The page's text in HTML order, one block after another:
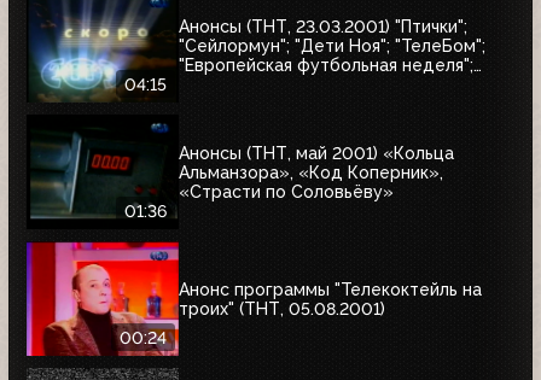
04:15
Анонсы (ТНТ, 23.03.2001) "Птички";
"Сейлормун"; "Дети Ноя"; "ТелеБом";
"Европейская футбольная неделя";
01:36
Анонсы (ТНТ, май 2001) «Кольца
Альманзора», «Код Коперник»,
«Страсти по Соловьёву»
00:24
Анонс программы "Телекоктейль на
троих" (ТНТ, 05.08.2001)